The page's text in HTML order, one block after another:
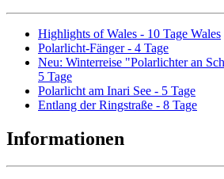
Highlights of Wales - 10 Tage Wales
Polarlicht-Fänger - 4 Tage
Neu: Winterreise "Polarlichter an
5 Tage
Polarlicht am Inari See - 5 Tage
Entlang der Ringstraße - 8 Tage
Informationen